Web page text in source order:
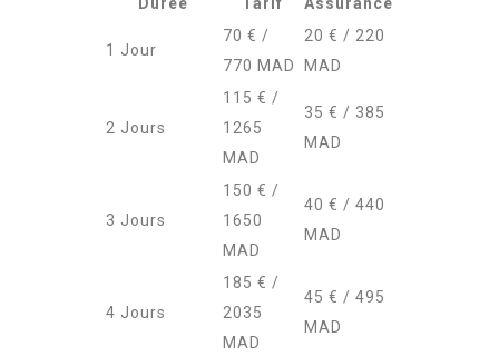
Durée Tarif Assurance
1 Jour
70 € /
770 MAD
20 € / 220
MAD
2 Jours
115 € /
1265
MAD
35 € / 385
MAD
3 Jours
150 € /
1650
MAD
40 € / 440
MAD
4 Jours
185 € /
2035
MAD
45 € / 495
MAD